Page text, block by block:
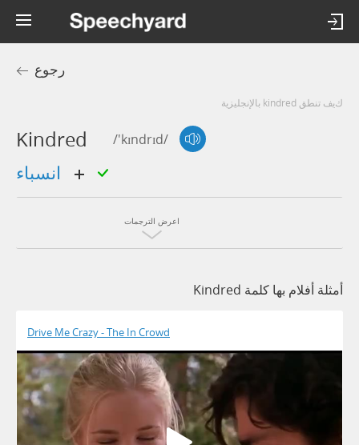
رجوع
كيف تنطق kindred بالإنجليزية
Kindred /'kɪndrɪd/
اعرض الترجمات
أمثلة أفلام بها كلمة Kindred
Drive Me Crazy - The In Crowd